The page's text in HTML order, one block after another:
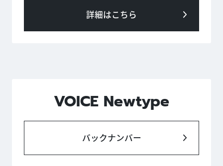
詳細はこちら
VOICE Newtype
バックナンバー